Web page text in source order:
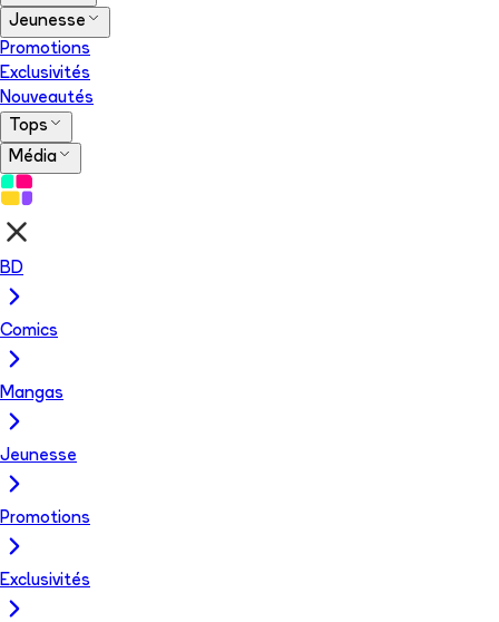
Jeunesse
Promotions
Exclusivités
Nouveautés
Tops
Média
BD
Comics
Mangas
Jeunesse
Promotions
Exclusivités